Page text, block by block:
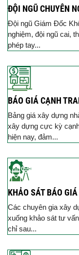
ĐỘI NGŨ CHUYÊN
Đội ngũ Giám Đốc
nghiệm, đội ngũ cai,
phép tay...
BÁO GIÁ CẠNH
Bảng giá xây dựng
xây dựng cực kỳ
hiện nay, đảm...
KHẢO SÁT BÁO
Các chuyên gia xây
xuống khảo sát tư
chỉ sau...